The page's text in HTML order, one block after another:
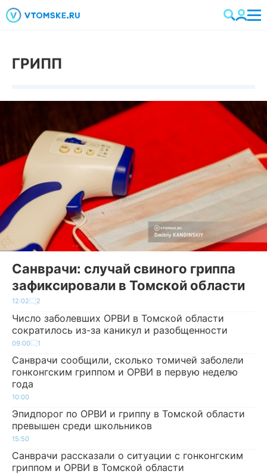
ГРИПП
Санврачи: случай свиного гриппа
зафиксировали в Томской области
12:02 2
Число заболевших ОРВИ в Томской области
сократилось из-за каникул и разобщенности
09:00 1
Санврачи сообщили, сколько томичей заболели
гонконгским гриппом и ОРВИ в первую неделю
года
10:00
Эпидпорог по ОРВИ и гриппу в Томской области
превышен среди школьников
15:50
Санврачи рассказали о ситуации с гонконгским
гриппом и ОРВИ в Томской области